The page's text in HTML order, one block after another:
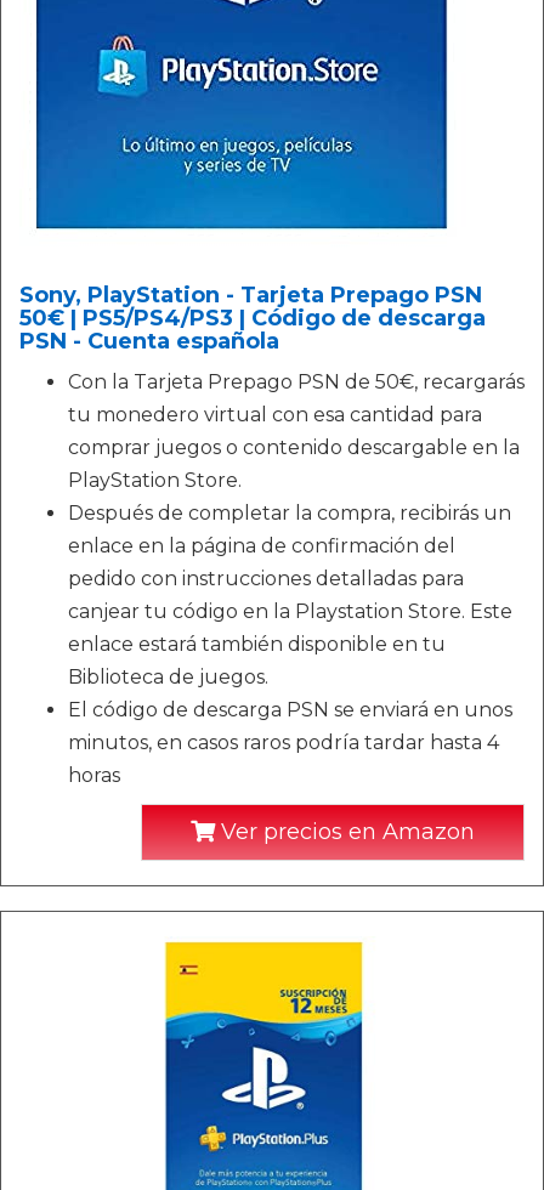
Sony, PlayStation - Tarjeta Prepago PSN
50€ | PS5/PS4/PS3 | Código de descarga
PSN - Cuenta española
Con la Tarjeta Prepago PSN de 50€, recargarás
tu monedero virtual con esa cantidad para
comprar juegos o contenido descargable en la
PlayStation Store.
Después de completar la compra, recibirás un
enlace en la página de confirmación del
pedido con instrucciones detalladas para
canjear tu código en la Playstation Store. Este
enlace estará también disponible en tu
Biblioteca de juegos.
El código de descarga PSN se enviará en unos
minutos, en casos raros podría tardar hasta 4
horas
Ver precios en Amazon